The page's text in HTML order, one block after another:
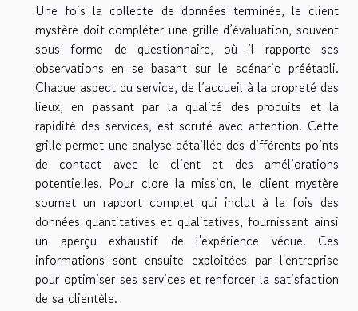
Une fois la collecte de données terminée, le client
mystère doit compléter une grille d’évaluation, souvent
sous forme de questionnaire, où il rapporte ses
observations en se basant sur le scénario préétabli.
Chaque aspect du service, de l’accueil à la propreté des
lieux, en passant par la qualité des produits et la
rapidité des services, est scruté avec attention. Cette
grille permet une analyse détaillée des différents points
de contact avec le client et des améliorations
potentielles. Pour clore la mission, le client mystère
soumet un rapport complet qui inclut à la fois des
données quantitatives et qualitatives, fournissant ainsi
un aperçu exhaustif de l'expérience vécue. Ces
informations sont ensuite exploitées par l'entreprise
pour optimiser ses services et renforcer la satisfaction
de sa clientèle.